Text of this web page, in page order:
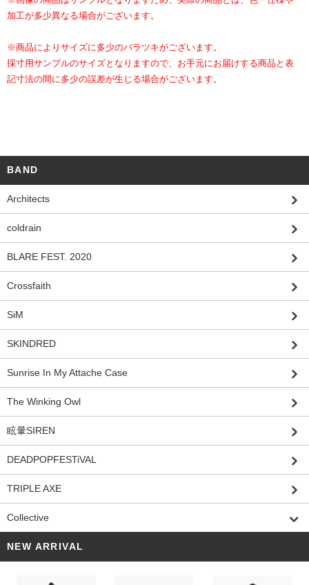
加工が多少異なる場合がございます。
※商品によりサイズに多少のバラツキがございます。
採寸用サンプルのサイズとなりますので、お手元にお届けする商品と表
記寸法の間に多少の誤差が生じる場合がございます。
BAND
Architects
coldrain
BLARE FEST. 2020
Crossfaith
SiM
SKINDRED
Sunrise In My Attache Case
The Winking Owl
眩暈SIREN
DEADPOPFESTiVAL
TRIPLE AXE
Collective
NEW ARRIVAL